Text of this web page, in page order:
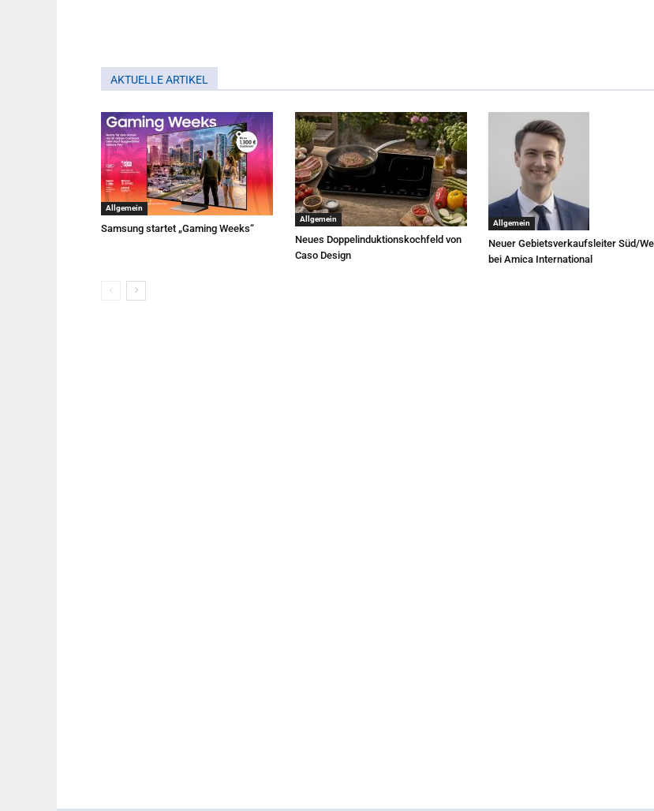
AKTUELLE ARTIKEL
Allgemein
Samsung startet „Gaming Weeks“
Allgemein
Neues Doppelinduktionskochfeld von
Caso Design
Allgemein
Neuer Gebietsverkaufsleiter Süd/
bei Amica International